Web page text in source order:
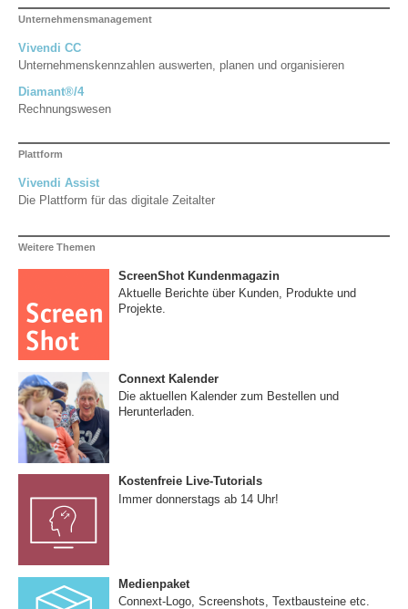
Unternehmensmanagement
Vivendi CC
Unternehmenskennzahlen auswerten, planen und organisieren
Diamant®/4
Rechnungswesen
Plattform
Vivendi Assist
Die Plattform für das digitale Zeitalter
Weitere Themen
ScreenShot Kundenmagazin
Aktuelle Berichte über Kunden, Produkte und
Projekte.
Connext Kalender
Die aktuellen Kalender zum Bestellen und
Herunterladen.
Kostenfreie Live-Tutorials
Immer donnerstags ab 14 Uhr!
Medienpaket
Connext-Logo, Screenshots, Textbausteine etc.